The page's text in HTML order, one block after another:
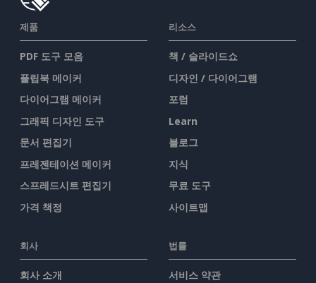
제품
PDF 도구 모음
플립북 메이커
다이어그램 메이커
그래픽 디자인 도구
문서 편집기
프레젠테이션 메이커
스프레드시트 편집기
가격 책정
리소스
책 / 슬라이드쇼
디자인 / 다이어그램
포럼
Learn
블로그
지식
무료 도구
사이트맵
회사
회사 소개
법률
서비스 약관